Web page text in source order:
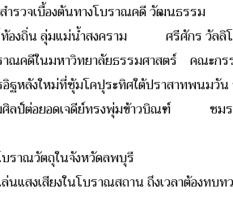
ำรวจเบื้องต้นทางโบราณคดี วัฒนธรรม
ร์ท้องถิ่น ลุ่มแม่น้ำสงคราม ศรีศักร วัลลิ
าณคดีในมหาวิทยาลัยธรรมศาสตร์ คณะก
อิฐหลังใหม่ที่ซุ้มโคปุระทิศใต้ปราสาทพนม
มศิลป์ต่อยอดเจดีย์ทรงพุ่มข้าวบิณฑ์ ชม
โบราณวัตถุในจังหวัดลพบุรี
ล่นแสงเสียงในโบราณสถาน ถึงเวลาต้